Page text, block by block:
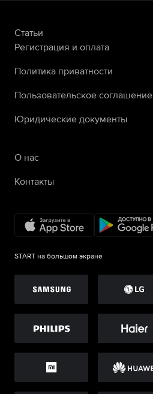
Статьи
Регистрация и оплата
Политика приватности
Пользовательское соглашение
Юридические документы
О нас
Контакты
START на большом экране